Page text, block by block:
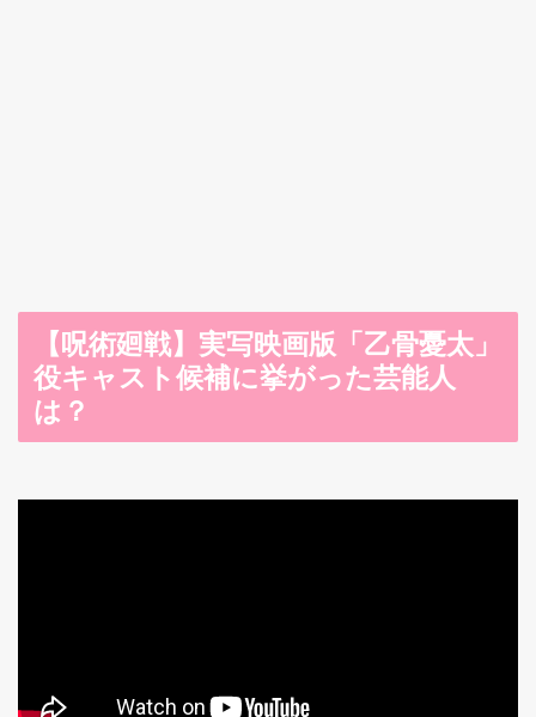
【呪術廻戦】実写映画版「乙骨憂太」
役キャスト候補に挙がった芸能人
は？